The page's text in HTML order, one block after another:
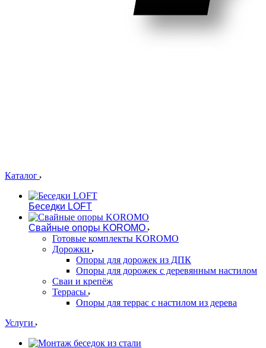
Каталог
Беседки LOFT
Свайные опоры KOROMO
Готовые комплекты KOROMO
Дорожки
Опоры для дорожек из ДПК
Опоры для дорожек с деревянным настилом
Сваи и крепёж
Террасы
Опоры для террас с настилом из дерева
Услуги